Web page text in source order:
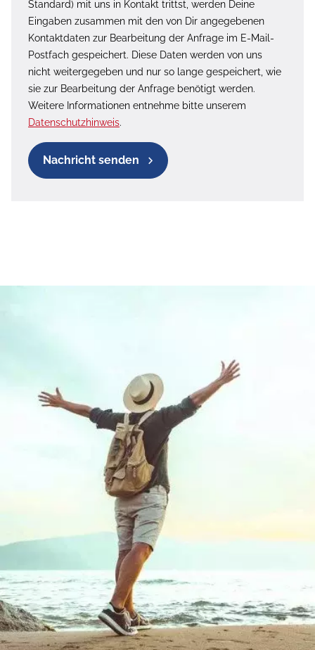
Standard) mit uns in Kontakt trittst, werden Deine
Eingaben zusammen mit den von Dir angegebenen
Kontaktdaten zur Bearbeitung der Anfrage im E-Mail-
Postfach gespeichert. Diese Daten werden von uns
nicht weitergegeben und nur so lange gespeichert, wie
sie zur Bearbeitung der Anfrage benötigt werden.
Weitere Informationen entnehme bitte unserem
Datenschutzhinweis.
Nachricht senden